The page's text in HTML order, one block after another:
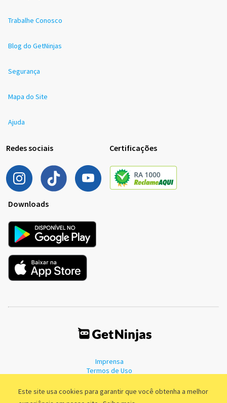
Este site usa cookies para garantir que você obtenha a melhor
Trabalhe Conosco
Blog do GetNinjas
Segurança
Mapa do Site
Ajuda
Redes sociais Certificações
Downloads
Imprensa
Termos de Uso